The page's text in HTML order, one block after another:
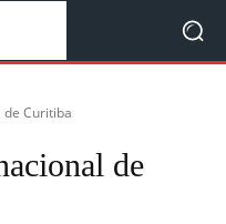
de Curitiba
de